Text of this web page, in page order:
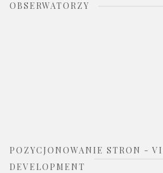
OBSERWATORZY
POZYCJONOWANIE STRON -
DEVELOPMENT